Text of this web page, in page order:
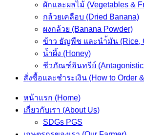
ผักและผลไม้ (Vegetables &
กล้วยเคลือบ (Dried Banana)
ผงกล้วย (Banana Powder)
ข้าว ธัญพืช และนำ้มัน (Rice,
น้ำผึ้ง (Honey)
ชีวภัณฑ์อินทรีย์ (Antagonistic
สั่งซื้อและชำระเงิน (How to Order
หน้าแรก (Home)
เกี่ยวกับเรา (About Us)
SDGs PGS